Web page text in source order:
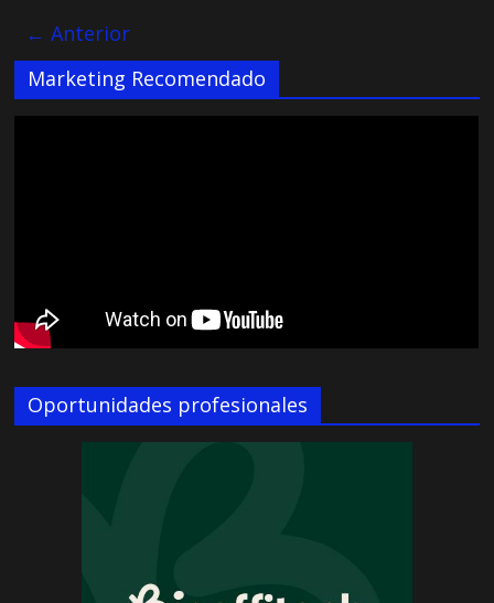
← Anterior
Marketing Recomendado
Oportunidades profesionales